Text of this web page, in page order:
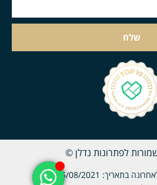
שלח
לפתרונות נדלן ©
בתאריך: 25/08/2021